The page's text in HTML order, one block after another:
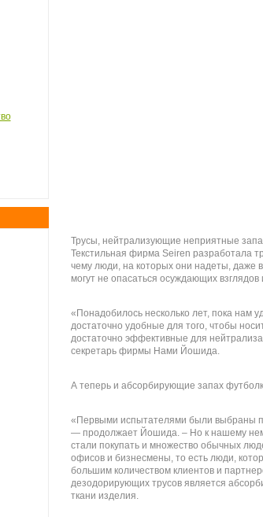
Трусы, нейтрализующие неприятные
Текстильная фирма Seiren разработала
чему люди, на которых они надеты, даже
могут не опасаться осуждающих
«Понадобилось несколько лет, пока нам
достаточно удобные для того, чтобы
достаточно эффективные для
секретарь фирмы Нами Йошида.
А теперь и абсорбирующие запах
«Первыми испытателями были выбраны
— продолжает Йошида. – Но к нашему
стали покупать и множество обычных
офисов и бизнесмены, то есть люди,
большим количеством клиентов и
дезодорирующих трусов является
ткани изделия.